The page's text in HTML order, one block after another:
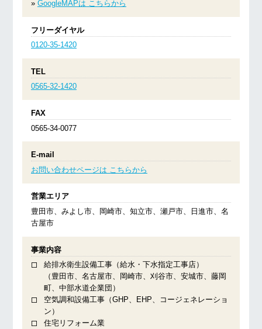
» GoogleMAPは こちらから
フリーダイヤル
0120-35-1420
TEL
0565-32-1420
FAX
0565-34-0077
E-mail
お問い合わせページは こちらから
営業エリア
豊田市、みよし市、岡崎市、知立市、瀬戸市、日進市、名
古屋市
事業内容
給排水衛生設備工事（給水・下水指定工事店）
（豊田市、名古屋市、岡崎市、刈谷市、安城市、藤岡
町、中部水道企業団）
空気調和設備工事（GHP、EHP、コージェネレーショ
ン）
住宅リフォーム業